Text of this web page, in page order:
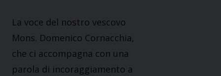
La voce del nostro vescovo
Mons. Domenico Cornacchia,
che ci accompagna con una
parola di incoraggiamento a